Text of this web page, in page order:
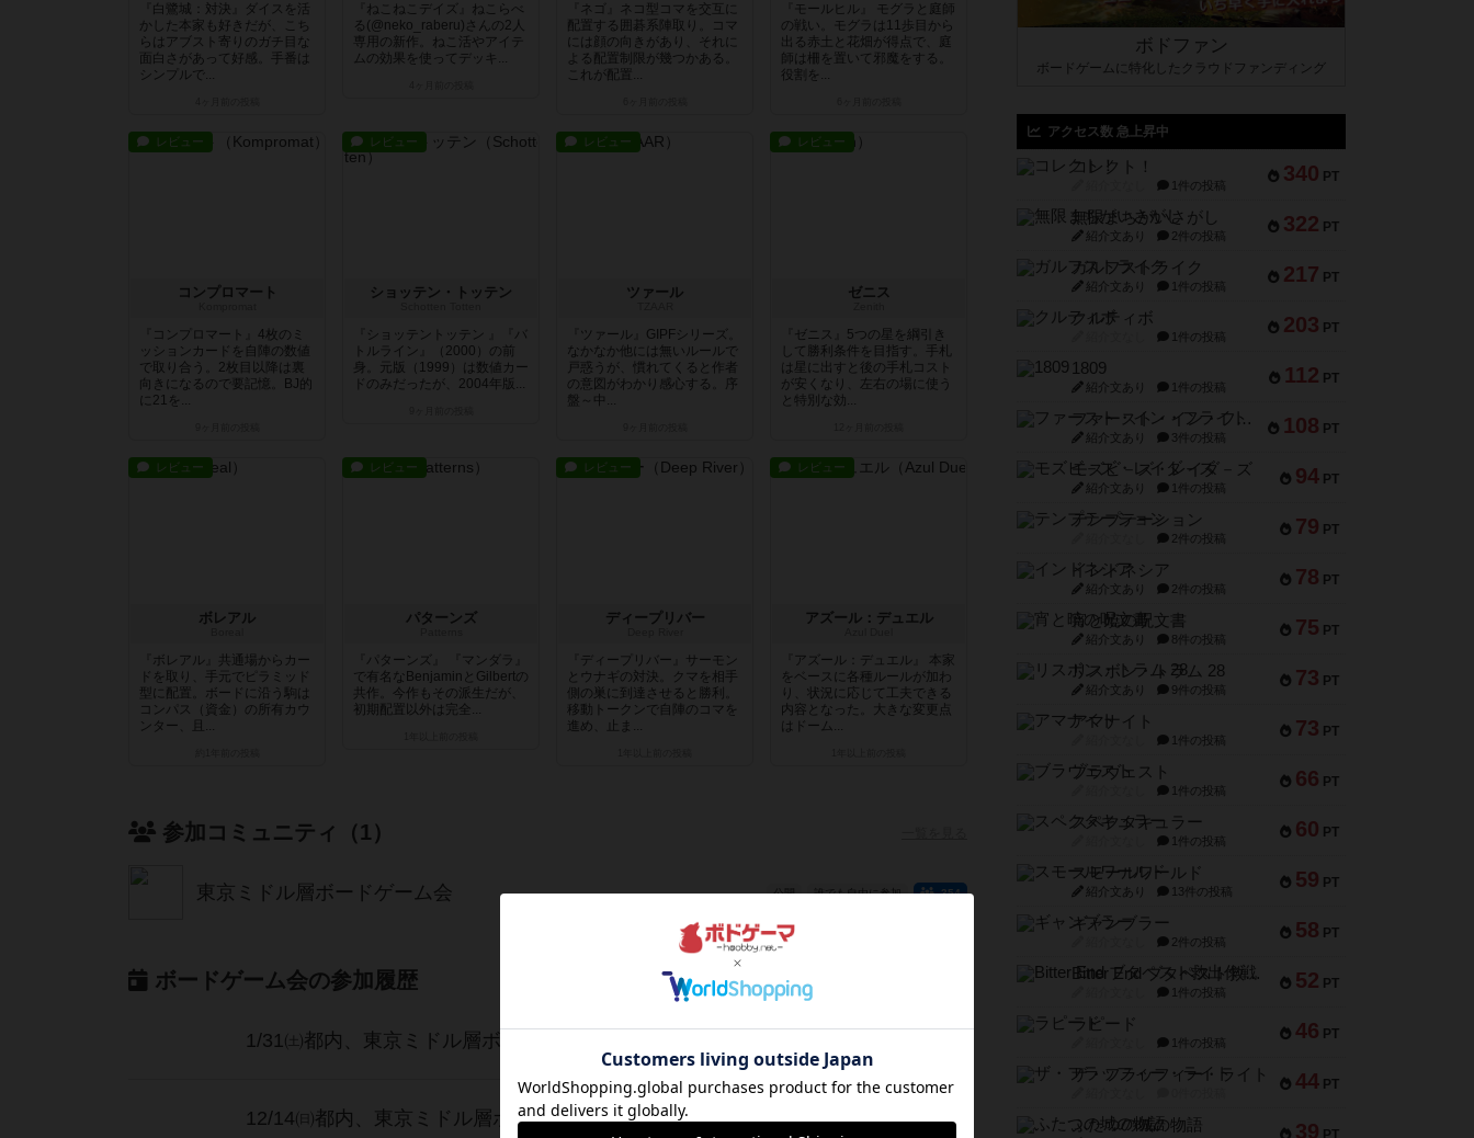
『白鷺城：対決』ダイスを活
かした本家も好きだが、こち
らはアブスト寄りのガチ目な
面白さがあって好感。手番は
シンプルで...
『ねこねこデイズ』ねこらべ
る(@neko_raberu)さんの2人
専用の新作。ねこ活やアイテ
ムの効果を使ってデッキ...
『ネゴ』ネコ型コマを交互に
配置する囲碁系陣取り。コマ
には顔の向きがあり、それに
よる配置制限が幾つかある。
これが配置...
『モールヒル』 モグラと庭師
の戦い。モグラは11歩目から
出る赤土と花畑が得点で、庭
師は柵を置いて邪魔をする。
役割を...
レビュー
コンプロマート
『コンプロマート』4枚のミ
ッションカードを自陣の数値
で取り合う。2枚目以降は裏
向きになるので要記憶。BJ的
に21を...
レビュー
ショッテン・トッテン
『ショッテントッテン 』『バ
トルライン』（2000）の前
身。元版（1999）は数値カー
ドのみだったが、2004年版...
レビュー
ツァール
『ツァール』GIPFシリーズ。
なかなか他には無いルールで
戸惑うが、慣れてくると作者
の意図がわかり感心する。序
盤～中...
レビュー
ゼニス
『ゼニス』5つの星を綱引き
して勝利条件を目指す。手札
は星に出すと後の手札コスト
が安くなり、左右の場に使う
と特別な効...
レビュー
ボレアル
『ボレアル』共通場からカー
ドを取り、手元でピラミッド
型に配置。ボードに沿う駒は
コンパス（資金）の所有カウ
ンター、且...
レビュー
パターンズ
『パターンズ』 『マンダラ』
で有名なBenjaminとGilbertの
共作。今作もその派生だが、
初期配置以外は完全...
レビュー
ディープリバー
『ディープリバー』サーモン
とウナギの対決。クマを相手
側の巣に到達させると勝利。
移動トークンで自陣のコマを
進め、止ま...
レビュー
アズール：デュエル
『アズール：デュエル』 本家
をベースに各種ルールが加わ
り、状況に応じて工夫できる
内容となった。大きな変更点
はドーム...
参加コミュニティ（1）
東京ミドル層ボードゲーム会 公開 誰でも自由に参加 354
ボードゲーム会の参加履歴
1/31㈯都内、東京ミドル層ボードゲーム会
12/14㈰都内、東京ミドル層ボードゲーム会
ボドファン
ボードゲームに特化したクラウドファンディング
アクセス数 急上昇中
340 PT
コレクト！
1件の投稿
322 PT
無限まちがいさがし
紹介文あり 2件の投稿
217 PT
ガルフストライク
紹介文あり 1件の投稿
203 PT
クルティボ
1件の投稿
112 PT
1809
紹介文あり 1件の投稿
108 PT
ファースト・イン・フライト
紹介文あり 3件の投稿
94 PT
モズビ－ズ・レイダ－ズ
紹介文あり 1件の投稿
79 PT
テンプテーション
2件の投稿
78 PT
インドネシア
紹介文あり 2件の投稿
75 PT
宵と暁の呪文書
紹介文あり 8件の投稿
73 PT
リスボン・トラム 28
紹介文あり 9件の投稿
73 PT
アマナイト
1件の投稿
66 PT
ブラヴェスト
1件の投稿
60 PT
スペクタキュラー
1件の投稿
59 PT
スモールワールド
紹介文あり 13件の投稿
58 PT
ギャンブラー
2件の投稿
52 PT
Bitter End ブタペスト救出作戦
1件の投稿
46 PT
ラピード
1件の投稿
44 PT
ザ・フラッフィー・ライト
39 PT
ふたつの城の物語